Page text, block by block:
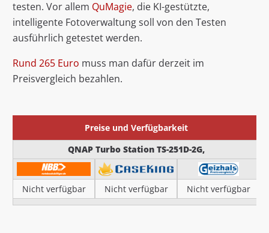
testen. Vor allem QuMagie, die KI-gestützte,
intelligente Fotoverwaltung soll von den Testen
ausführlich getestet werden.
Rund 265 Euro muss man dafür derzeit im
Preisvergleich bezahlen.
Preise und Verfügbarkeit
QNAP Turbo Station TS-251D-2G,
Nicht verfügbar Nicht verfügbar Nicht verfügbar